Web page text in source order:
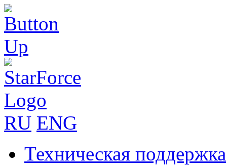
RU ENG
Техническая поддержка